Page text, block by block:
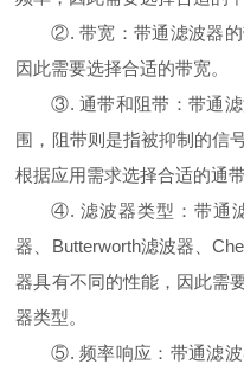
②. 带宽：带通滤波器的
因此需要选择合适的带宽。
③. 通带和阻带：带通
围，阻带则是指被抑制的信
根据应用需求选择合适的通
④. 滤波器类型：带通
器、Butterworth滤波器、
器具有不同的性能，因此需
器类型。
⑤. 频率响应：带通滤